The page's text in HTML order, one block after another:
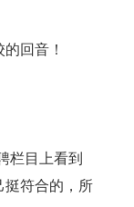
回音！
栏目上看到
挺符合的，所